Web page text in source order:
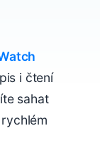
i čtení
sahat